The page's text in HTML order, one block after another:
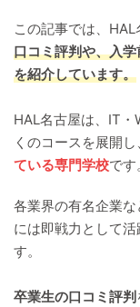
この記事では、HAL
口コミ評判や、入
を紹介しています。
HAL名古屋は、IT
くのコースを展開し
ている専門学校です
各業界の有名企業
には即戦力として
す。
卒業生の口コミ評判